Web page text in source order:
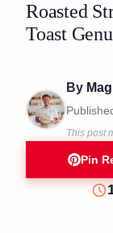
Roasted
Toast
By
This post
Pin